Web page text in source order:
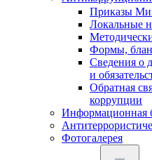
Приказы
Локальные
Формы,
Сведения о
и
Обратная
коррупции
Информационная
Фотогалерея